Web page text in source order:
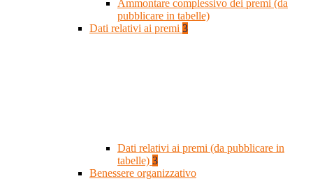
Ammontare complessivo dei premi (da
pubblicare in tabelle)
Dati relativi ai premi 3
Dati relativi ai premi (da pubblicare in
tabelle) 3
Benessere organizzativo